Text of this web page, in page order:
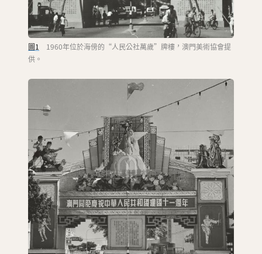
圖1
1960年位於海傍的“人民公社萬歲”牌樓，澳門美術協會提
供。